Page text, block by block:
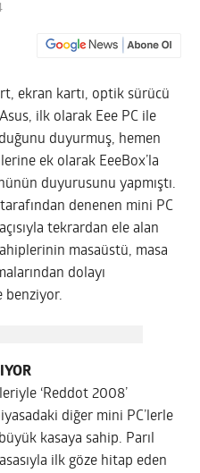
ekran kartı, optik sürücü
ilk olarak Eee PC ile
duyurmuş, hemen
ek olarak EeeBox’la
duyurusunu yapmıştı.
denenen mini PC
tekrardan ele alan
masaüstü, masa
dolayı
benziyor.
‘Reddot 2008’
diğer mini PC’lerle
kasaya sahip. Parıl
ilk göze hitap eden